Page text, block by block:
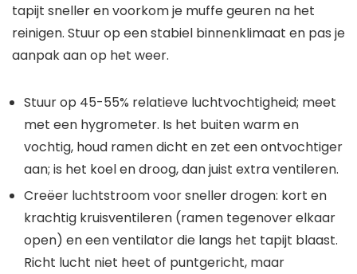
tapijt sneller en voorkom je muffe geuren na het
reinigen. Stuur op een stabiel binnenklimaat en pas je
aanpak aan op het weer.
Stuur op 45-55% relatieve luchtvochtigheid; meet
met een hygrometer. Is het buiten warm en
vochtig, houd ramen dicht en zet een ontvochtiger
aan; is het koel en droog, dan juist extra ventileren.
Creëer luchtstroom voor sneller drogen: kort en
krachtig kruisventileren (ramen tegenover elkaar
open) en een ventilator die langs het tapijt blaast.
Richt lucht niet heet of puntgericht, maar